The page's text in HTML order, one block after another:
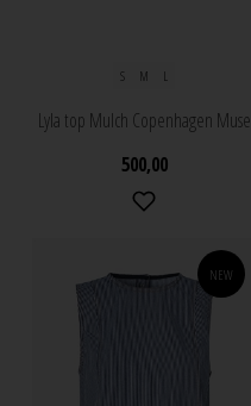
S M L
Lyla top Mulch Copenhagen Muse
500,00
NEW